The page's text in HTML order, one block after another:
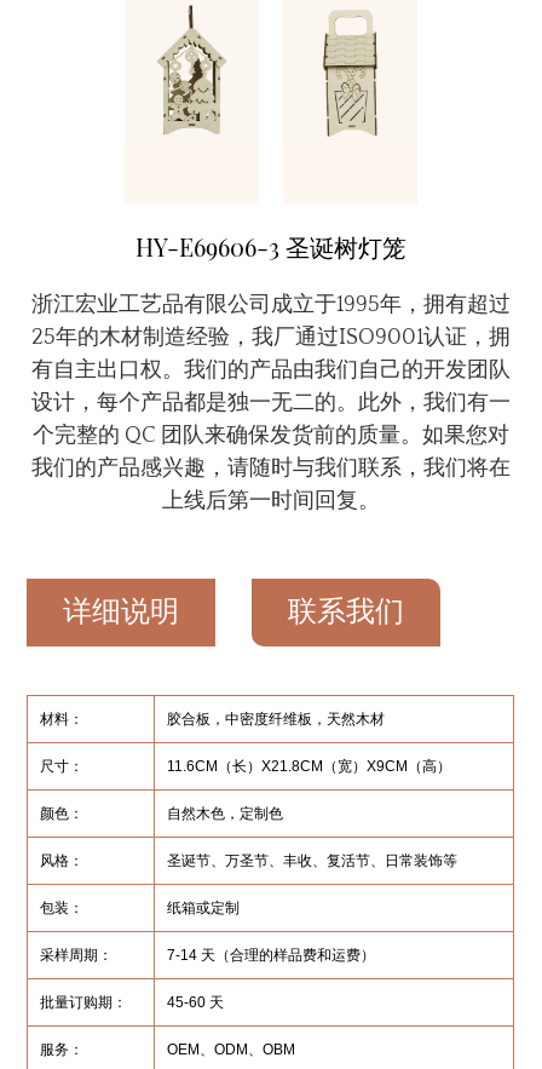
HY-E69606-3 圣诞树灯笼
浙江宏业工艺品有限公司成立于1995年，拥有超过
25年的木材制造经验，我厂通过ISO9001认证，拥
有自主出口权。我们的产品由我们自己的开发团队
设计，每个产品都是独一无二的。此外，我们有一
个完整的 QC 团队来确保发货前的质量。如果您对
我们的产品感兴趣，请随时与我们联系，我们将在
上线后第一时间回复。
详细说明 联系我们
材料： 胶合板，中密度纤维板，天然木材
尺寸： 11.6CM（长）X21.8CM（宽）X9CM（高）
颜色： 自然木色，定制色
风格： 圣诞节、万圣节、丰收、复活节、日常装饰等
包装： 纸箱或定制
采样周期： 7-14 天（合理的样品费和运费）
批量订购期： 45-60 天
服务： OEM、ODM、OBM